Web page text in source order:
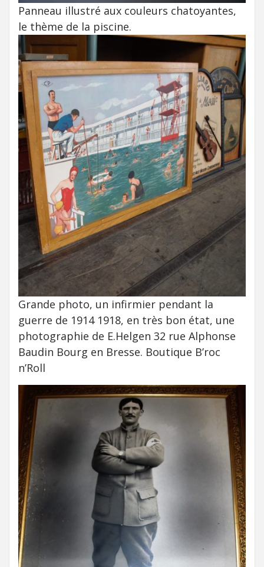
Panneau illustré aux couleurs chatoyantes,
le thème de la piscine.
Grande photo, un infirmier pendant la
guerre de 1914 1918, en très bon état, une
photographie de E.Helgen 32 rue Alphonse
Baudin Bourg en Bresse. Boutique B’roc
n’Roll